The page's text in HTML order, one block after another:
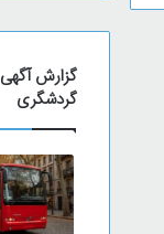
گزارش
گردشگری